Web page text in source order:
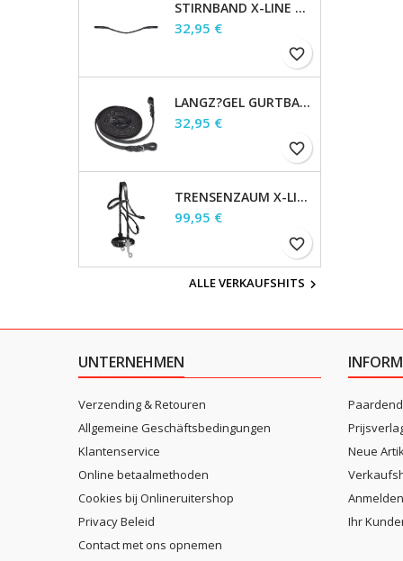
STIRNBAND X-LINE GLAM, SCHWARZ, SAPHIRBLAU/DUNKELBLAU/SIBER,
Preis
32,95 €
favorite_border
LANGZ?GEL GURTBAND 4M, X-LINE, 19 MM, SCHWARZ
Preis
32,95 €
favorite_border
TRENSENZAUM X-LINE HACKAMORE, BRAUN, WB
Preis
99,95 €
favorite_border
ALLE VERKAUFSHITS 
UNTERNEHMEN
Verzending & Retouren
Allgemeine Geschäftsbedingungen
Klantenservice
Online betaalmethoden
Cookies bij Onlineruitershop
Privacy Beleid
Contact met ons opnemen
Neue
Anmelden
Ihr